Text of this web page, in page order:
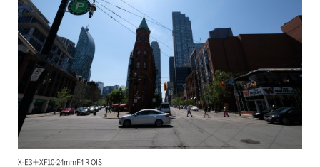
X-E3＋XF10-24mmF4 R OIS